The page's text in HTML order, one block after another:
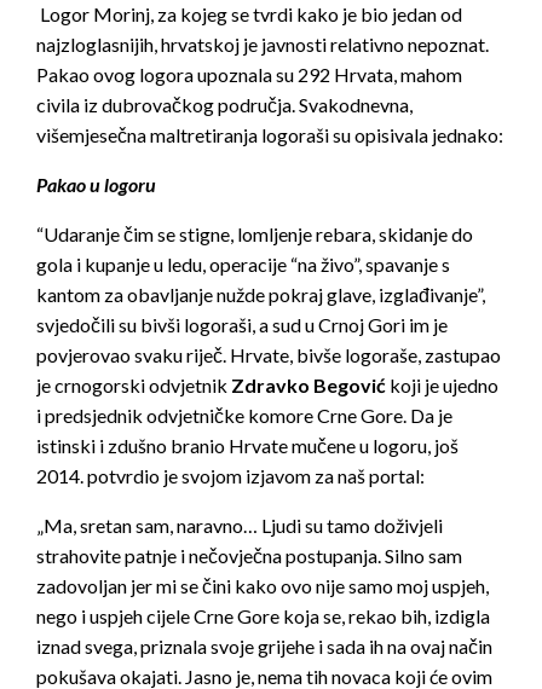
Logor Morinj, za kojeg se tvrdi kako je bio jedan od
najzloglasnijih, hrvatskoj je javnosti relativno nepoznat.
Pakao ovog logora upoznala su 292 Hrvata, mahom
civila iz dubrovačkog područja. Svakodnevna,
višemjesečna maltretiranja logoraši su opisivala jednako:
Pakao u logoru
“Udaranje čim se stigne, lomljenje rebara, skidanje do
gola i kupanje u ledu, operacije “na živo”, spavanje s
kantom za obavljanje nužde pokraj glave, izglađivanje”,
svjedočili su bivši logoraši, a sud u Crnoj Gori im je
povjerovao svaku riječ. Hrvate, bivše logoraše, zastupao
je crnogorski odvjetnik Zdravko Begović koji je ujedno
i predsjednik odvjetničke komore Crne Gore. Da je
istinski i zdušno branio Hrvate mučene u logoru, još
2014. potvrdio je svojom izjavom za naš portal:
„Ma, sretan sam, naravno… Ljudi su tamo doživjeli
strahovite patnje i nečovječna postupanja. Silno sam
zadovoljan jer mi se čini kako ovo nije samo moj uspjeh,
nego i uspjeh cijele Crne Gore koja se, rekao bih, izdigla
iznad svega, priznala svoje grijehe i sada ih na ovaj način
pokušava okajati. Jasno je, nema tih novaca koji će ovim